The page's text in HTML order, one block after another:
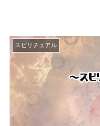
スピリチュアル